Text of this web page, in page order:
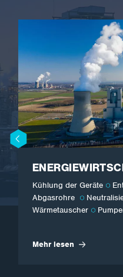
Kühlung der Geräte
Abgasrohre
Wärmetauscher
Mehr lesen